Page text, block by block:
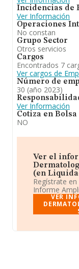
Incidencias de
Ver Información
Operaciones
No constan
Grupo Sector
Otros servicios
Cargos
Encontrados 7
Ver cargos de
Número de
30 (año 2023)
Ver Información
Cotiza en Bolsa
NO
Ver el
(en
Regístrate
Informe
VER